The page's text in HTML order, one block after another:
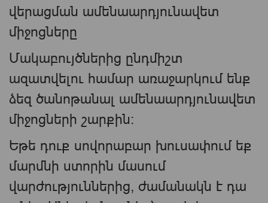
վերացման ամենաարդյունավետ
միջոցները
Մակաբույծներից ընդմիշտ
ազատվելու համար առաջարկում ենք
ձեզ ծանոթանալ ամենաարդյունավետ
միջոցների շարքին։
Եթե ​​դուք սովորաբար խուսափում եք
մարմնի ստորին մասում
վարժություններից, ժամանակն է դա